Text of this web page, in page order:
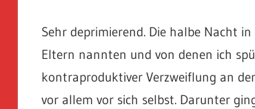
Sehr deprimierend. Die halbe Nacht
Eltern nannten und von denen ich
kontraproduktiver Verzweiflung an
vor allem vor sich selbst. Darunter